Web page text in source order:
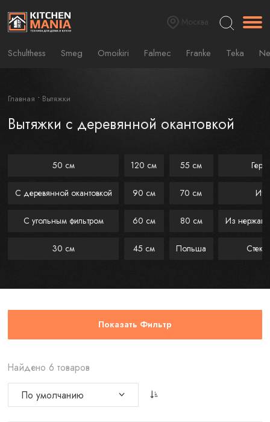
Москва
Schulthess Smeg Omoikiri Falmec Franke Teka
Главная Вытяжки
Вытяжки с деревянной окантовкой
50 см
С деревянной окантовкой
С угольным фильтром
30 см
120 см
90 см
60 см
45 см
55 см
70 см
80 см
Польша
Из
Показать Фильтр
Найдено 6 товаров